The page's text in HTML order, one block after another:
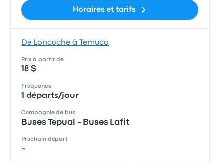
Horaires et tarifs
De Loncoche à Temuco
Prix à partir de
18 $
Fréquence
1 départs/jour
Compagnie de bus
Buses Tepual - Buses Lafit
Prochain départ
-